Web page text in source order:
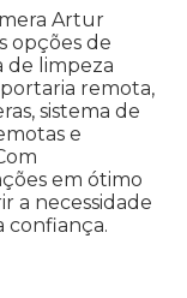
Artur
opções de
de limpeza
remota,
sistema de
e
em ótimo
a necessidade
confiança.